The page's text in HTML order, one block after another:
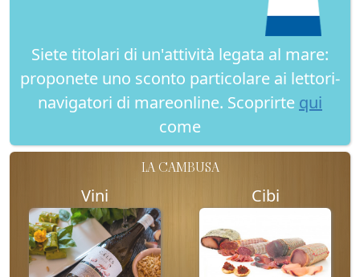
Siete titolari di un'attività legata al mare:
proponete uno sconto particolare ai lettori-
navigatori di mareonline. Scoprirte qui
come
LA CAMBUSA
Vini Cibi